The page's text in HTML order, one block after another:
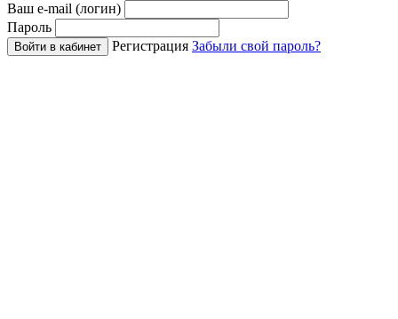
Ваш e-mail (логин)
Пароль
Войти в кабинет Регистрация Забыли свой пароль?